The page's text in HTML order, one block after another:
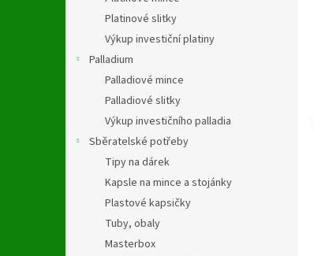
Platinové slitky
Výkup investiční platiny
Palladium
Palladiové mince
Palladiové slitky
Výkup investičního palladia
Sběratelské potřeby
Tipy na dárek
Kapsle na mince a stojánky
Plastové kapsičky
Tuby, obaly
Masterbox